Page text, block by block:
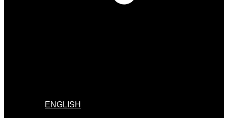
ENGLISH